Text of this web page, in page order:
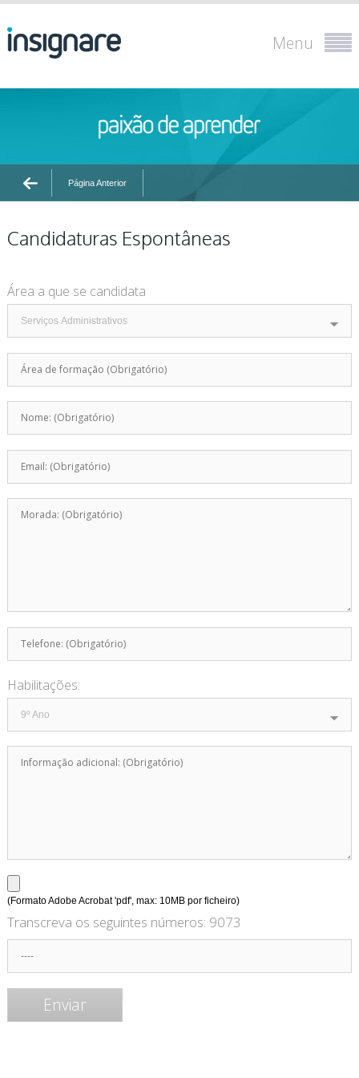
Menu
Página Anterior
Candidaturas Espontâneas
Área a que se candidata
Habilitações:
(Formato Adobe Acrobat 'pdf', max: 10MB por ficheiro)
Transcreva os seguintes números: 9073